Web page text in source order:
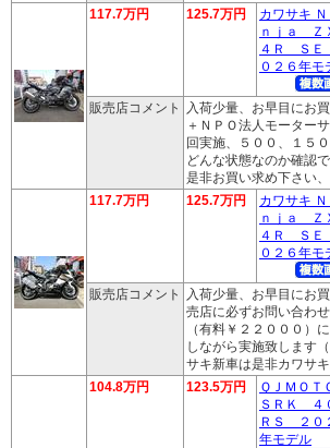
117.7万円
125.7万円
カワサキ Ｎ
ｎｊａ Ｚ
４Ｒ Ｓ
０２６年モ
販売店コメント
入荷少量、お早目にお
＋ＮＰＯ法人モーター
回実施、５００、１５
どんな状態なのか確認
是非お買い求め下さい
117.7万円
125.7万円
カワサキ Ｎ
ｎｊａ Ｚ
４Ｒ Ｓ
０２６年モ
販売店コメント
入荷少量、お早目にお
売店に必ずお問い合わ
（有料￥２２０００）
しながら実施致します
サキ新車は是非カワサ
104.8万円
123.5万円
ＱＪＭＯＴ
ＳＲＫ ４
ＲＳ ２０
年モデル